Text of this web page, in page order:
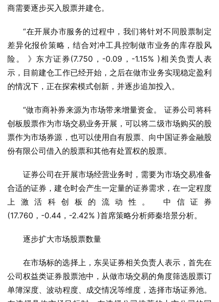
商需要逐步买入股票并建仓。
“在开展办市服务的过程中，我们将针对不同股票制定
差异化报价策略，结合对冲工具控制做市业务的库存股风
险。 》东方证券(7.750，-0.09，-1.15% )相关负责人表
示，目前建仓工作已经开始，之后在做市业务实现稳定盈利
的情况下，正在探索模式创新，并逐步追加投入。
“做市商补券来源为市场带来增量资金。 证券公司将科
创板股票作为市场交易业务开展，可以将二级市场购买的股
票作为市场券源，也可以使用自有股票、向中国证券金融股
份有限公司借入的股票和其他有处置权的股票。
证券公司在开展市场经营业务时，需要为市场交易准备
合适的证券，建仓时会产生一定量的证券需求，在一定程度
上激活科创板的流动性。 中信证券
(17.760，-0.44，-2.42% )首席策略分析师秦培景分析。
逐步扩大市场股票数量
在市场标的选择上，东吴证券相关负责人表示，首先在
公司权益类证券股票池中，从做市场交易的角度筛选股票订
单簿深度、波动程度、成交情况等维度，选择市场证券池。